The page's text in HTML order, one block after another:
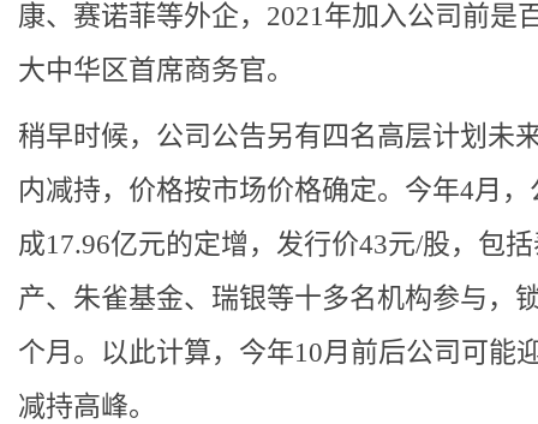
康、赛诺菲等外企，2021年加入公司前是
大中华区首席商务官。
稍早时候，公司公告另有四名高层计划未
内减持，价格按市场价格确定。今年4月，
成17.96亿元的定增，发行价43元/股，包
产、朱雀基金、瑞银等十多名机构参与，
个月。以此计算，今年10月前后公司可能
减持高峰。